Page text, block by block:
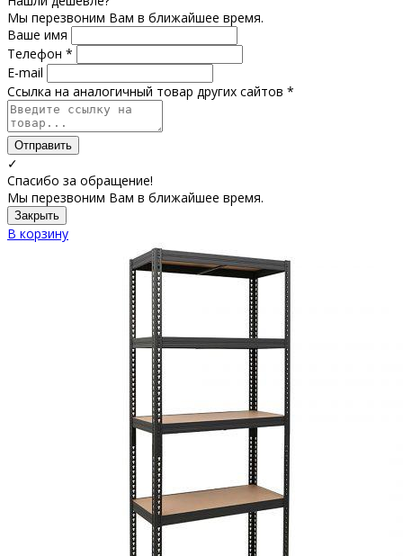
Мы перезвоним Вам в ближайшее время.
Ваше имя
Телефон *
E-mail
Ссылка на аналогичный товар других сайтов *
Отправить
✓
Спасибо за обращение!
Мы перезвоним Вам в ближайшее время.
Закрыть
В корзину